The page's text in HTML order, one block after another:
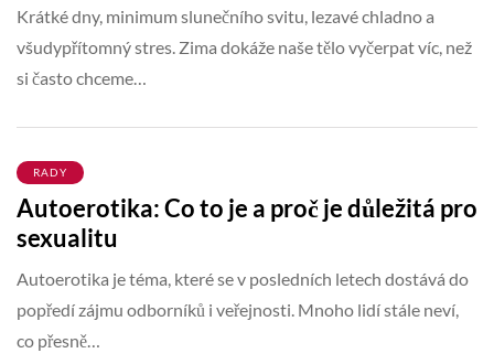
Krátké dny, minimum slunečního svitu, lezavé chladno a
všudypřítomný stres. Zima dokáže naše tělo vyčerpat víc, než
si často chceme…
RADY
Autoerotika: Co to je a proč je důležitá pro
sexualitu
Autoerotika je téma, které se v posledních letech dostává do
popředí zájmu odborníků i veřejnosti. Mnoho lidí stále neví,
co přesně…